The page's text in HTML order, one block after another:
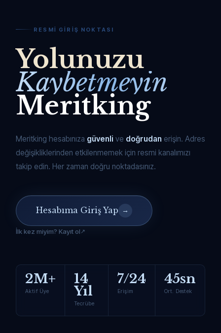
RESMI GIRIŞ NOKTASI
Yolunuzu
Kaybetmeyin
Meritking
Meritking hesabınıza güvenli ve doğrudan erişin. Adres
değişikliklerinden etkilenmemek için resmi kanalımızı
takip edin. Her zaman doğru noktadasınız.
Hesabıma Giriş Yap →
İlk kez miyim? Kayıt ol
2M+
Aktif Üye
14
Yıl
Tecrübe
7/24
Erişim
45sn
Ort. Destek